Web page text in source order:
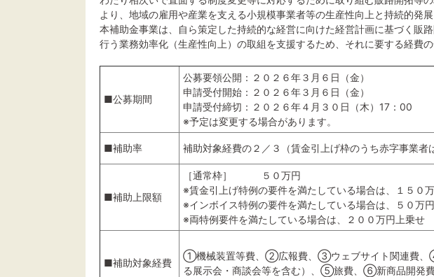
より、地域の雇用や産業を支える小規模事業者等の生産性向上と持続的発
本補助金事業は、自ら策定した持続的な経営に向けた経営計画に基づく販
行う業務効率化（生産性向上）の取組を支援するため、それに要する経費の
■公募期間
公募要領公開：２０２６年３月６日（金）
申請受付開始：２０２６年３月６日（金）
申請受付締切：２０２６年４月３０日（木）17：00
※予定は変更する場合があります。
■補助率 補助対象経費の２／３（賃金引上げ枠のうち赤字事業者
■補助上限額
［通常枠］ ５０万円
※賃金引上げ特例の要件を満たしている場合は、１５０
※インボイス特例の要件を満たしている場合は、５０万
※両特例要件を満たしている場合は、２００万円上乗せ
■補助対象経費
①機械装置等費、②広報費、③ウェブサイト関連費、
る展示会・商談会等を含む）、⑤旅費、⑥新商品開